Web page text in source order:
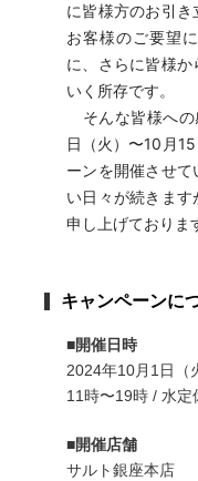
に皆様方のお引き
お客様のご要望
に、さらに皆様
いく所存です。
そんな皆様への
日（火）〜10月
ーンを開催させ
い日々が続きま
申し上げておりま
キャンペーンに
■開催日時
2024年10月1日（
11時〜19時 / 水定
■開催店舗
サルト銀座本店